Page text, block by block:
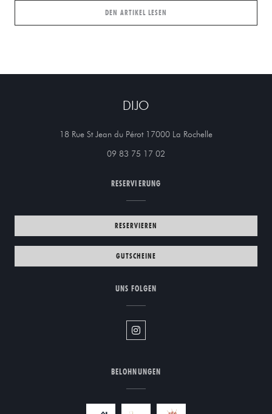
DEN ARTIKEL LESEN
DIJO
18 Rue St Jean du Pérot 17000 La Rochelle((öffnet ein
09 83 75 17 02
RESERVIERUNG
RESERVIEREN
GUTSCHEINE
UNS FOLGEN
Instagram ((öffnet ein neues
BELOHNUNGEN